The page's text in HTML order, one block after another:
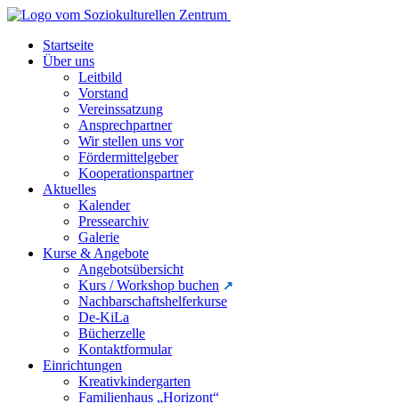
Startseite
Über uns
Leitbild
Vorstand
Vereinssatzung
Ansprechpartner
Wir stellen uns vor
Fördermittelgeber
Kooperationspartner
Aktuelles
Kalender
Pressearchiv
Galerie
Kurse & Angebote
Angebotsübersicht
Kurs / Workshop buchen
Nachbarschaftshelferkurse
De-KiLa
Bücherzelle
Kontaktformular
Einrichtungen
Kreativkindergarten
Familienhaus „Horizont“